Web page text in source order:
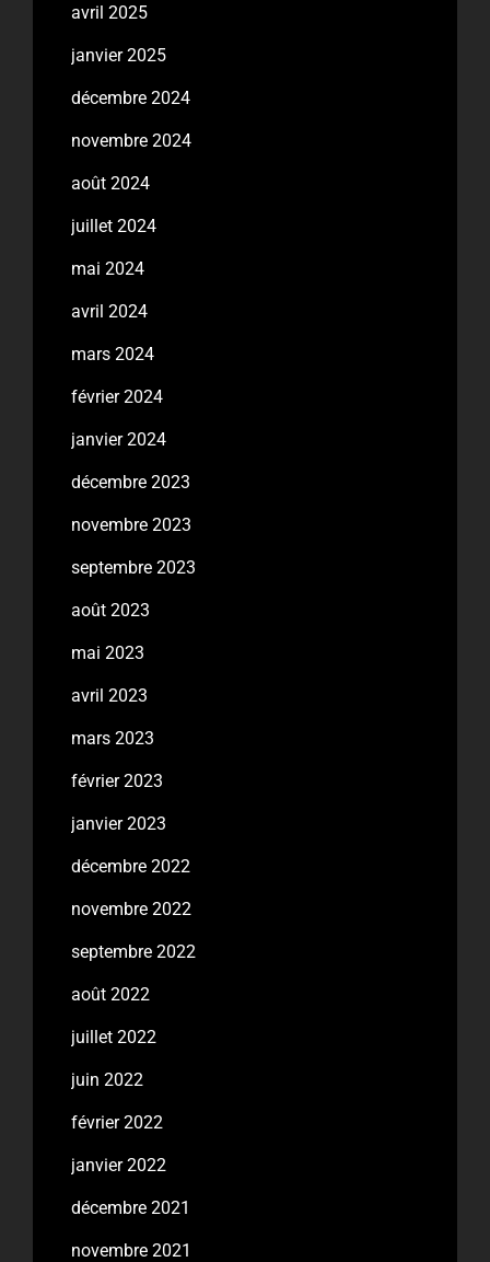
avril 2025
janvier 2025
décembre 2024
novembre 2024
août 2024
juillet 2024
mai 2024
avril 2024
mars 2024
février 2024
janvier 2024
décembre 2023
novembre 2023
septembre 2023
août 2023
mai 2023
avril 2023
mars 2023
février 2023
janvier 2023
décembre 2022
novembre 2022
septembre 2022
août 2022
juillet 2022
juin 2022
février 2022
janvier 2022
décembre 2021
novembre 2021